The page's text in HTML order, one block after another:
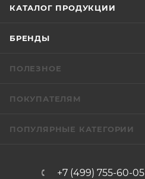
КАТАЛОГ ПРОДУКЦИИ
БРЕНДЫ
ПОЛЕЗНОЕ
ПОКУПАТЕЛЯМ
ПОПУЛЯРНЫЕ КАТЕГОРИИ
+7 (499) 755-60-05